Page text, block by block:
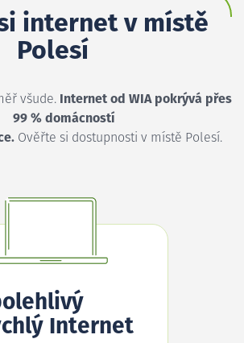
internet v místě
Polesí
všude. Internet od WIA pokrývá přes
99 % domácností
Ověřte si dostupnosti v místě Polesí.
Internet